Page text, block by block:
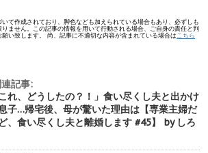
て作成されており、脚色なども加えられている場合もあり、必ずしも
ません。この記事の情報を用いて行動される場合、ご自身の責任と判
い致します。 尚、記事に不適切な内容が含まれている場合はこちら
連記事:
これ、どうしたの？！」食い尽くし夫と出かけ
子…帰宅後、母が驚いた理由は【専業主婦だ
、食い尽くし夫と離婚します #45】 by しろ